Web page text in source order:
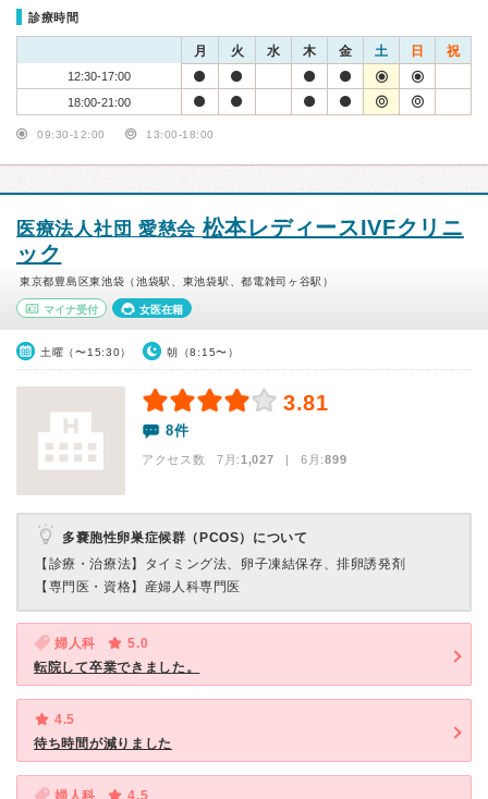
診療時間
月 火 水 木 金 土 日 祝
12:30-17:00
18:00-21:00
09:30-12:00 13:00-18:00
医療法人社団 愛慈会 松本レディースIVFクリニ
ック
東京都豊島区東池袋（池袋駅、東池袋駅、都電雑司ヶ谷駅）
マイナ受付 女医在籍
土曜（〜15:30） 朝（8:15〜）
3.81
8件
アクセス数 7月:1,027 | 6月:899
多嚢胞性卵巣症候群（PCOS）について
【診療・治療法】 タイミング法、卵子凍結保存、排卵誘発剤
【専門医・資格】 産婦人科専門医
婦人科
5.0
転院して卒業できました。
4.5
待ち時間が減りました
婦人科 4.5